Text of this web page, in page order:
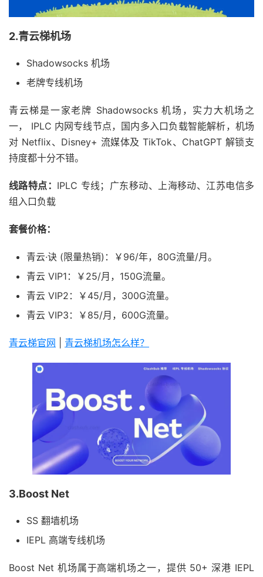
2.青云梯机场
Shadowsocks 机场
老牌专线机场
青云梯是一家老牌 Shadowsocks 机场，实力大机场之
一， IPLC 内网专线节点，国内多入口负载智能解析，机场
对 Netflix、Disney+ 流媒体及 TikTok、ChatGPT 解锁支
持度都十分不错。
线路特点： IPLC 专线；广东移动、上海移动、江苏电信多
组入口负载
套餐价格：
青云·诀 (限量热销)：￥96/年，80G流量/月。
青云 VIP1：￥25/月，150G流量。
青云 VIP2：￥45/月，300G流量。
青云 VIP3：￥85/月，600G流量。
青云梯官网 青云梯机场怎么样？
3.Boost Net
SS 翻墙机场
IEPL 高端专线机场
Boost Net 机场属于高端机场之一，提供 50+ 深港 IEPL